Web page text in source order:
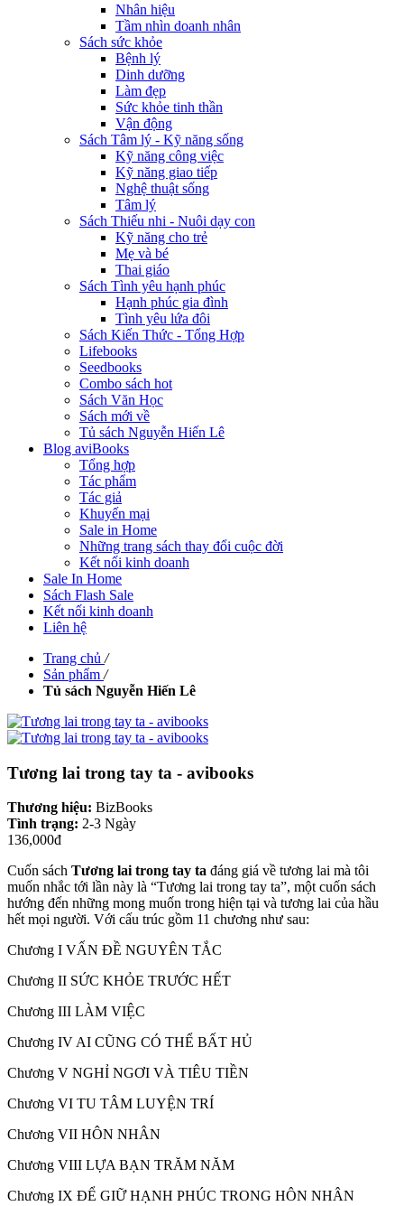
Nhân hiệu
Tầm nhìn doanh nhân
Sách sức khỏe
Bệnh lý
Dinh dưỡng
Làm đẹp
Sức khỏe tinh thần
Vận động
Sách Tâm lý - Kỹ năng sống
Kỹ năng công việc
Kỹ năng giao tiếp
Nghệ thuật sống
Tâm lý
Sách Thiếu nhi - Nuôi dạy con
Kỹ năng cho trẻ
Mẹ và bé
Thai giáo
Sách Tình yêu hạnh phúc
Hạnh phúc gia đình
Tình yêu lứa đôi
Sách Kiến Thức - Tổng Hợp
Lifebooks
Seedbooks
Combo sách hot
Sách Văn Học
Sách mới về
Tủ sách Nguyễn Hiến Lê
Blog aviBooks
Tổng hợp
Tác phẩm
Tác giả
Khuyến mại
Sale in Home
Những trang sách thay đổi cuộc đời
Kết nối kinh doanh
Sale In Home
Sách Flash Sale
Kết nối kinh doanh
Liên hệ
Trang chủ /
Sản phẩm /
Tủ sách Nguyễn Hiến Lê
Tương lai trong tay ta - avibooks
Thương hiệu: BizBooks
Tình trạng: 2-3 Ngày
136,000đ
Cuốn sách Tương lai trong tay ta đáng giá về tương lai mà tôi
muốn nhắc tới lần này là “Tương lai trong tay ta”, một cuốn sách
hướng đến những mong muốn trong hiện tại và tương lai của hầu
hết mọi người. Với cấu trúc gồm 11 chương như sau:
Chương I VẤN ĐỀ NGUYÊN TẮC
Chương II SỨC KHỎE TRƯỚC HẾT
Chương III LÀM VIỆC
Chương IV AI CŨNG CÓ THỂ BẤT HỦ
Chương V NGHỈ NGƠI VÀ TIÊU TIỀN
Chương VI TU TÂM LUYỆN TRÍ
Chương VII HÔN NHÂN
Chương VIII LỰA BẠN TRĂM NĂM
Chương IX ĐỂ GIỮ HẠNH PHÚC TRONG HÔN NHÂN